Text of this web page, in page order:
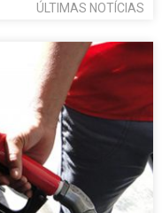
ÚLTIMAS NOTÍCIAS